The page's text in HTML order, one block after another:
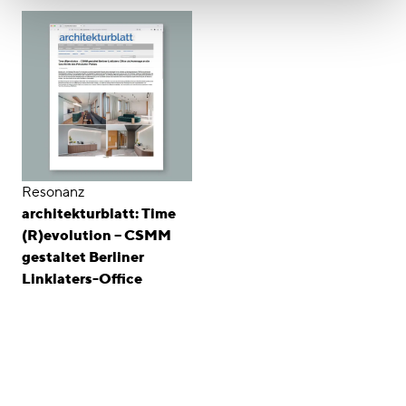
Resonanz
architekturblatt: Time
(R)evolution – CSMM
gestaltet Berliner
Linklaters-Office